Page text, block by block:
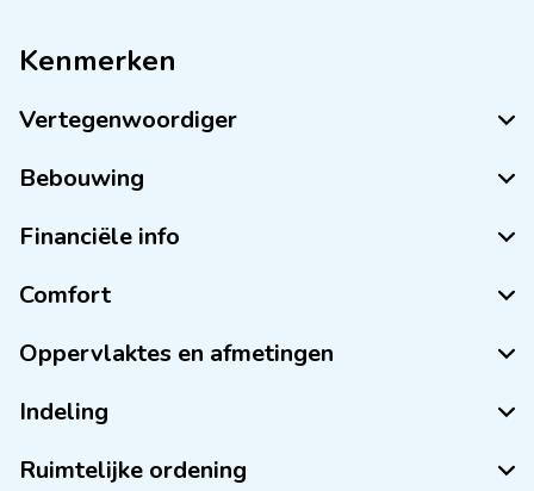
Kenmerken
Vertegenwoordiger
Bebouwing
Financiële info
Comfort
Oppervlaktes en afmetingen
Indeling
Ruimtelijke ordening